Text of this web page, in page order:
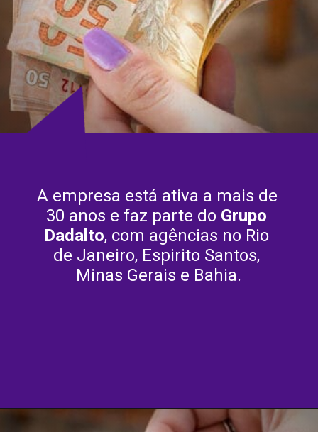
A empresa está ativa a mais de
30 anos e faz parte do Grupo
Dadalto, com agências no Rio
de Janeiro, Espirito Santos,
Minas Gerais e Bahia.